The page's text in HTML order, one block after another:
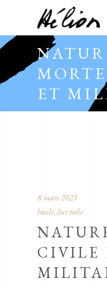
ET
8 mars 2023
huile, Sur toile
CIVILE